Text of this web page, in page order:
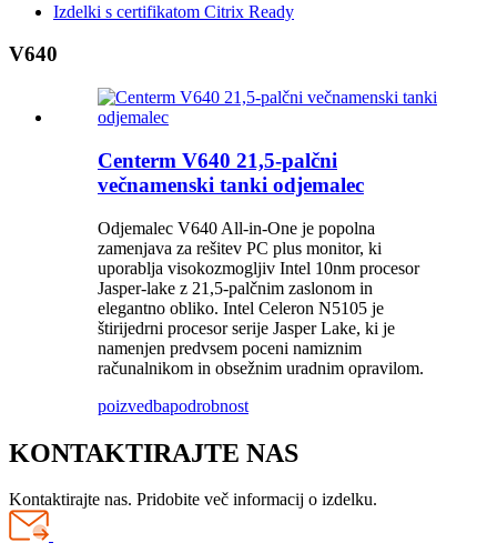
Izdelki s certifikatom Citrix Ready
V640
Centerm V640 21,5-palčni
večnamenski tanki odjemalec
Odjemalec V640 All-in-One je popolna
zamenjava za rešitev PC plus monitor, ki
uporablja visokozmogljiv Intel 10nm procesor
Jasper-lake z 21,5-palčnim zaslonom in
elegantno obliko. Intel Celeron N5105 je
štirijedrni procesor serije Jasper Lake, ki je
namenjen predvsem poceni namiznim
računalnikom in obsežnim uradnim opravilom.
poizvedbapodrobnost
KONTAKTIRAJTE NAS
Kontaktirajte nas. Pridobite več informacij o izdelku.